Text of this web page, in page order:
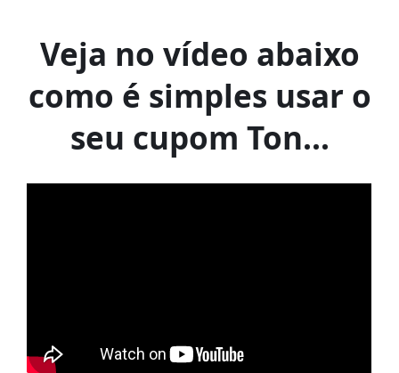
Veja no vídeo abaixo
como é simples usar o
seu cupom Ton...
Google Chrome
Mozilla Firefox
Safari
Internet Explorer
Opera